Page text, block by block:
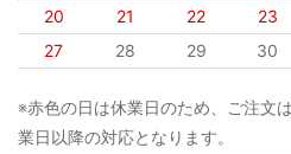
20
21 22 23
27
28 29 30
※赤色の日は休業日のため、ご注文
業日以降の対応となります。